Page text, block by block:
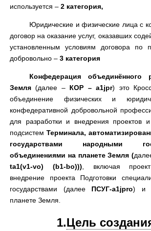
используется – 2 категория,
Юридические и физические лица с
договор на оказание услуг, оказавших
установленным условиям договора по
добровольно – 3 категория
Конфедерация объединённого
Земля (далее – КОР – a1jpr) это
объединение физических и
конфедеративной добровольной
для разработки и внедрения проектов
подсистем Терминала,
государствами народными
объединениями на планете Земля (
ta1(v1-vo) (b1-bo)))
включая
внедрение проекта Подготовки
государствами (далее ПСУГ-a1jpro) и
планете Земля
1.Цель